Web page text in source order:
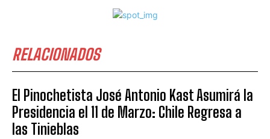
RELACIONADOS
El Pinochetista José Antonio Kast Asumirá la
Presidencia el 11 de Marzo: Chile Regresa a
las Tinieblas